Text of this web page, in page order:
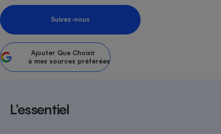
Suivez-nous
Ajouter Que Choisir
à mes sources préférées
L’essentiel
Petit électroménager -